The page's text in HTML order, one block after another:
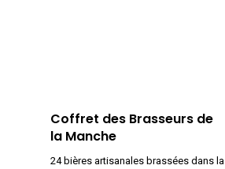
Coffret des Brasseurs de
la Manche
24 bières artisanales brassées dans la